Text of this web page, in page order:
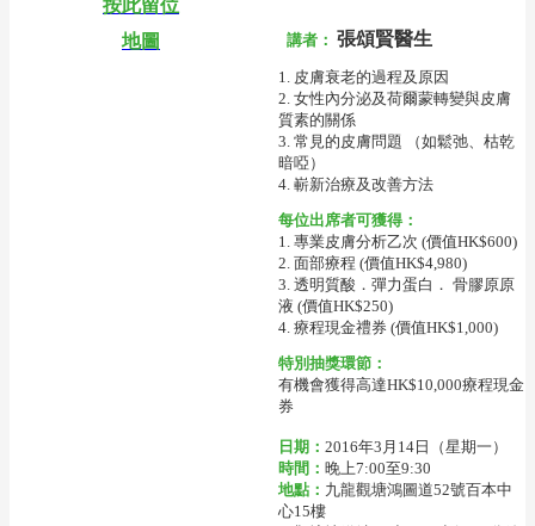
按此留位
地圖
講者： 張頌賢醫生
1. 皮膚衰老的過程及原因
2. 女性內分泌及荷爾蒙轉變與皮膚
質素的關係
3. 常見的皮膚問題 （如鬆弛、枯乾
暗啞）
4. 嶄新治療及改善方法
每位出席者可獲得：
1. 專業皮膚分析乙次 (價值HK$600)
2. 面部療程 (價值HK$4,980)
3. 透明質酸．彈力蛋白． 骨膠原原
液 (價值HK$250)
4. 療程現金禮券 (價值HK$1,000)
特別抽獎環節：
有機會獲得高達HK$10,000療程現金
券
日期： 2016年3月14日（星期一）
時間： 晚上7:00至9:30
地點： 九龍觀塘鴻圖道52號百本中
心15樓